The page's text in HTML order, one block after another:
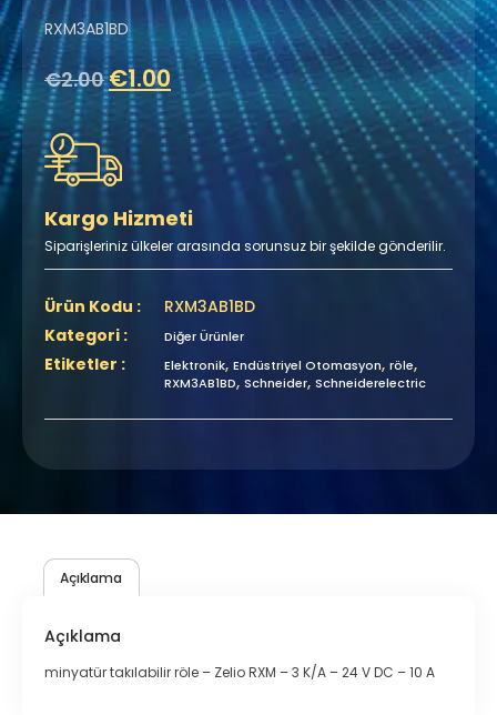
RXM3AB1BD
€2.00 €1.00
Kargo Hizmeti
Siparişleriniz ülkeler arasında sorunsuz bir şekilde gönderilir.
Ürün Kodu :
RXM3AB1BD
Kategori :
Diğer Ürünler
Etiketler : Elektronik, Endüstriyel Otomasyon, röle,
RXM3AB1BD, Schneider, Schneiderelectric
Açıklama
Açıklama
minyatür takılabilir röle – Zelio RXM – 3 K/A – 24 V DC – 10 A